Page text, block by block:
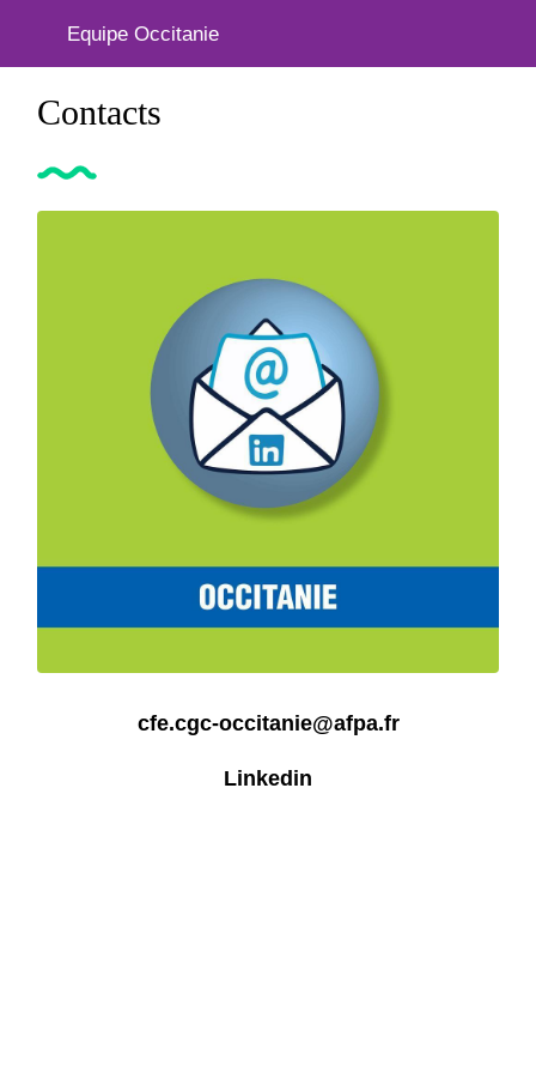
Equipe Occitanie
Contacts
cfe.cgc-occitanie@afpa.fr
Linkedin